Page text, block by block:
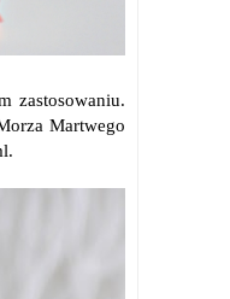
zastosowaniu.
Martwego